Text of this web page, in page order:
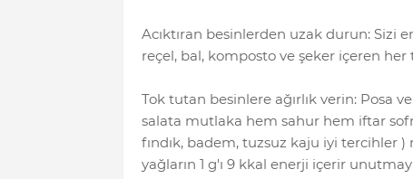
Acıktıran besinlerden uzak durun: Sizi
reçel, bal, komposto ve şeker içeren
Tok tutan besinlere ağırlık verin: Posa
salata mutlaka hem sahur hem iftar
fındık, badem, tuzsuz kaju iyi tercihler
yağların 1 g'ı 9 kkal enerji içerir